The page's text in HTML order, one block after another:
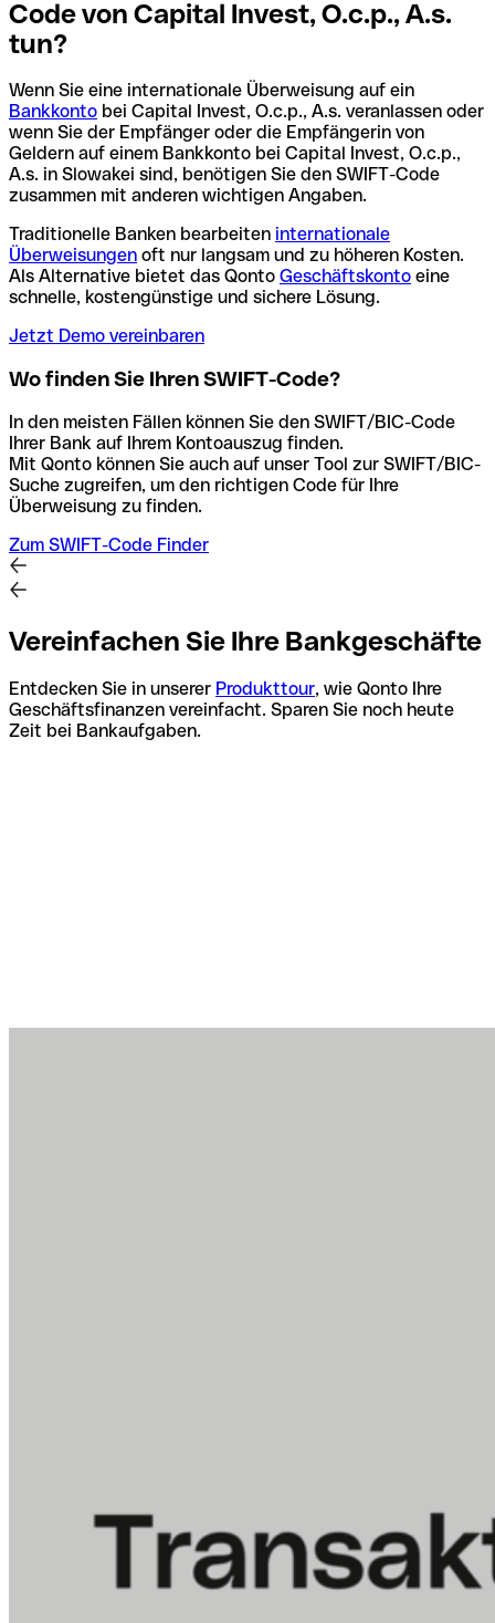
Code von Capital Invest, O.c.p., A.s.
tun?
Wenn Sie eine internationale Überweisung auf ein
Bankkonto bei Capital Invest, O.c.p., A.s. veranlassen oder
wenn Sie der Empfänger oder die Empfängerin von
Geldern auf einem Bankkonto bei Capital Invest, O.c.p.,
A.s. in Slowakei sind, benötigen Sie den SWIFT-Code
zusammen mit anderen wichtigen Angaben.
Traditionelle Banken bearbeiten internationale
Überweisungen oft nur langsam und zu höheren Kosten.
Als Alternative bietet das Qonto Geschäftskonto eine
schnelle, kostengünstige und sichere Lösung.
Jetzt Demo vereinbaren
Wo finden Sie Ihren SWIFT-Code?
In den meisten Fällen können Sie den SWIFT/BIC-Code
Ihrer Bank auf Ihrem Kontoauszug finden.
Mit Qonto können Sie auch auf unser Tool zur SWIFT/BIC-
Suche zugreifen, um den richtigen Code für Ihre
Überweisung zu finden.
Zum SWIFT-Code Finder
Vereinfachen Sie Ihre Bankgeschäfte
Entdecken Sie in unserer Produkttour, wie Qonto Ihre
Geschäftsfinanzen vereinfacht. Sparen Sie noch heute
Zeit bei Bankaufgaben.